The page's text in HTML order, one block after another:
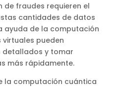
de fraudes requieren el
cantidades de datos
ayuda de la computación
pueden
detallados y tomar
más rápidamente.
la computación cuántica